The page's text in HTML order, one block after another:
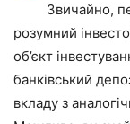
Звичайно,
розумний
об’єкт
банківський
вкладу з